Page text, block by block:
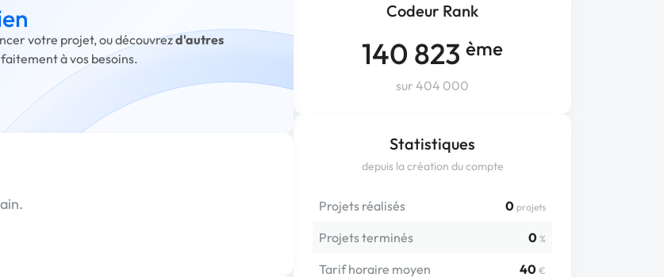
Codeur Rank
140 823 ème
sur 404 000
Statistiques
depuis la création du compte
Projets réalisés 0 projets
Projets terminés 0 %
Tarif horaire moyen 40 €
votre projet, ou découvrezd'autres
à vos besoins.